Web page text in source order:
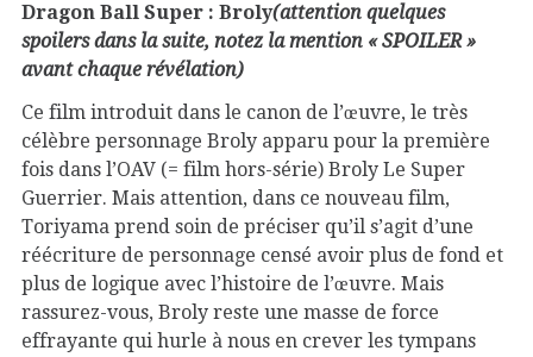
Dragon Ball Super : Broly(attention quelques
spoilers dans la suite, notez la mention « SPOILER »
avant chaque révélation)
Ce film introduit dans le canon de l’œuvre, le très
célèbre personnage Broly apparu pour la première
fois dans l’OAV (= film hors-série) Broly Le Super
Guerrier. Mais attention, dans ce nouveau film,
Toriyama prend soin de préciser qu’il s’agit d’une
réécriture de personnage censé avoir plus de fond et
plus de logique avec l’histoire de l’œuvre. Mais
rassurez-vous, Broly reste une masse de force
effrayante qui hurle à nous en crever les tympans